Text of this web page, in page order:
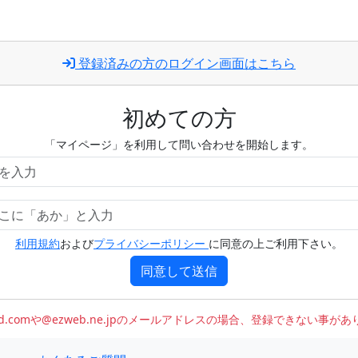
登録済みの方のログイン画面はこちら
初めての方
「マイページ」を利用して問い合わせを開始します。
利用規約およびプライバシーポリシー に同意の上ご利用下さい。
同意して送信
や@ezweb.ne.jpのメールアドレスの場合、登録できない事があ